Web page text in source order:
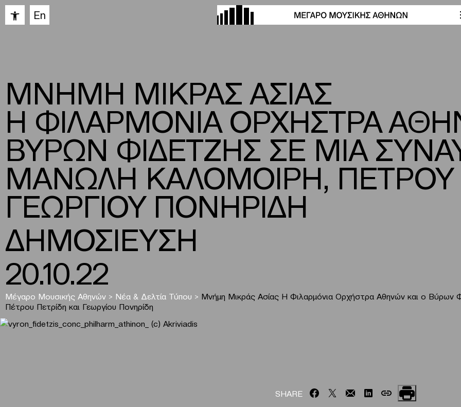
Ανοίξτε τη γραμμή εργαλείων
En
ΜΝΗΜΗ ΜΙΚΡΑΣ ΑΣΙΑΣ
Η ΦΙΛΑΡΜΟΝΙΑ ΟΡΧΗΣΤΡΑ
ΒΥΡΩΝ ΦΙΔΕΤΖΗΣ ΣΕ ΜΙΑ
ΜΑΝΩΛΗ ΚΑΛΟΜΟΙΡΗ, ΠΕΤΡΟΥ
ΓΕΩΡΓΙΟΥ ΠΟΝΗΡΙΔΗ
ΔΗΜΟΣΙΕΥΣΗ
20.10.22
Μέγαρο Μουσικής Αθηνών > Νέα & Δελτία Τύπου > Μνήμη Μικράς Ασίας Η Φιλαρμόνια Ορχήστρα Αθηνών και ο Βύρων
Πέτρου Πετρίδη και Γεωργίου Πονηρίδη
SHARE